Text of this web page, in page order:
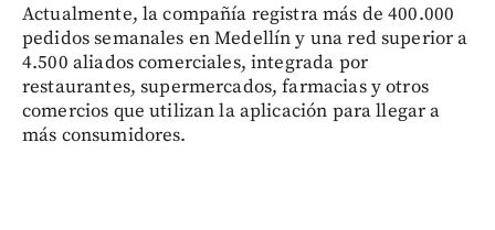
Actualmente, la compañía registra más de 400.000
pedidos semanales en Medellín y una red superior a
4.500 aliados comerciales, integrada por
restaurantes, supermercados, farmacias y otros
comercios que utilizan la aplicación para llegar a
más consumidores.